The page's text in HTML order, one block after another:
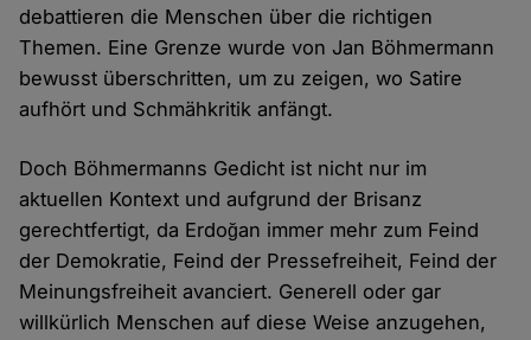
debattieren die Menschen über die richtigen
Themen. Eine Grenze wurde von Jan Böhmermann
bewusst überschritten, um zu zeigen, wo Satire
aufhört und Schmähkritik anfängt.
Doch Böhmermanns Gedicht ist nicht nur im
aktuellen Kontext und aufgrund der Brisanz
gerechtfertigt, da Erdoğan immer mehr zum Feind
der Demokratie, Feind der Pressefreiheit, Feind der
Meinungsfreiheit avanciert. Generell oder gar
willkürlich Menschen auf diese Weise anzugehen,